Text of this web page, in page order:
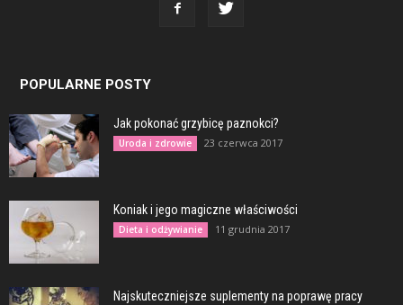
POPULARNE POSTY
Jak pokonać grzybicę paznokci?
Uroda i zdrowie 23 czerwca 2017
Koniak i jego magiczne właściwości
Dieta i odżywianie 11 grudnia 2017
Najskuteczniejsze suplementy na poprawę pracy